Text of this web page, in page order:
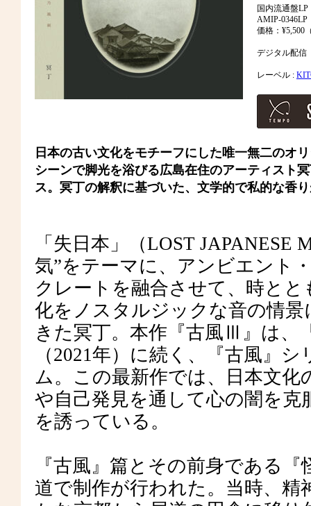
国内流通盤LP
AMIP-0346LP
価格：¥5,500
デジタル配信
レーベル :
日本の古い文化をモチーフにした唯一無二のオ
シーンで脚光を浴びる広島在住のアーティスト
ス。冥丁の解釈に基づいた、文学的で私的な香
「失日本」（LOST
気”をテーマに、アンビエント
クレートを融合させて、時と
化をノスタルジックな音の情
きた冥丁。本作『古風Ⅲ』は、
（2021年）に続く、『古風』
ム。この最新作では、日本文
や自己発見を通して心の闇を
を誘っている。
『古風』篇とその前身である
道で制作が行われた。当時、